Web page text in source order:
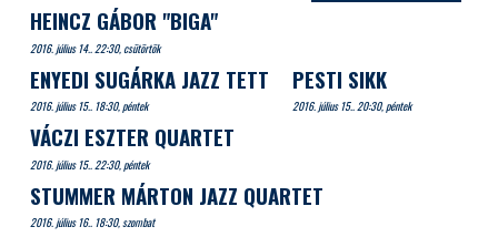
HEINCZ GÁBOR "BIGA"
2016. július 14.. 22:30, csütörtök
ENYEDI SUGÁRKA JAZZ TETT
2016. július 15.. 18:30, péntek
PESTI SIKK
2016. július 15.. 20:30, péntek
VÁCZI ESZTER QUARTET
2016. július 15.. 22:30, péntek
STUMMER MÁRTON JAZZ QUARTET
2016. július 16.. 18:30, szombat